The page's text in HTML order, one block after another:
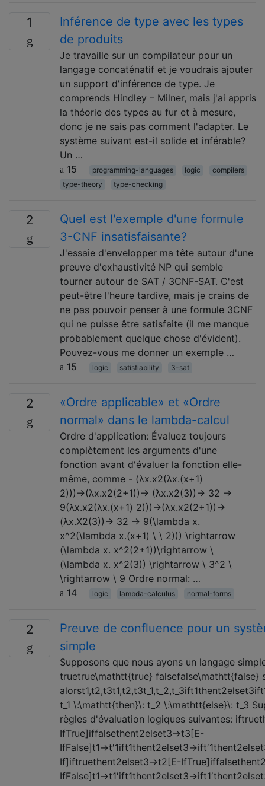
1
Inférence de type avec les types
de produits
Je travaille sur un compilateur pour un
langage concaténatif et je voudrais ajouter
un support d'inférence de type. Je
comprends Hindley – Milner, mais j'ai appris
la théorie des types au fur et à mesure,
donc je ne sais pas comment l'adapter. Le
système suivant est-il solide et inférable?
Un …
15
programming-languages logic
compilers
type-theory
type-checking
2
Quel est l'exemple d'une formule
3-CNF insatisfaisante?
J'essaie d'envelopper ma tête autour d'une
preuve d'exhaustivité NP qui semble
tourner autour de SAT / 3CNF-SAT. C'est
peut-être l'heure tardive, mais je crains de
ne pas pouvoir penser à une formule 3CNF
qui ne puisse être satisfaite (il me manque
probablement quelque chose d'évident).
Pouvez-vous me donner un exemple …
15
logic satisfiability 3-sat
2
«Ordre applicable» et «Ordre
normal» dans le lambda-calcul
Ordre d'application: Évaluez toujours
complètement les arguments d'une
fonction avant d'évaluer la fonction elle-
même, comme - (λx.x2(λx.(x+1)
2)))→(λx.x2(2+1))→ (λx.x2(3))→ 32 →
9(λx.x2(λx.(x+1) 2)))→(λx.x2(2+1))→
(λx.X2(3))→ 32 → 9(\lambda x.
x^2(\lambda x.(x+1) \ \ 2))) \rightarrow
(\lambda x. x^2(2+1))\rightarrow \
(\lambda x. x^2(3)) \rightarrow \ 3^2 \
\rightarrow \ 9 Ordre normal: …
14
logic lambda-calculus normal-forms
2
Preuve de confluence pour un
simple
Supposons que nous ayons un langage
truetrue\mathtt{true} falsefalse\mathtt{false}
t_1 \:\mathtt{then}\: t_2 \:\mathtt{else}\: t_3
règles d'évaluation logiques suivantes:
IfTrue]iffalsethent2elset3→t3[E-
If]iftruethent2elset3→t2[E-